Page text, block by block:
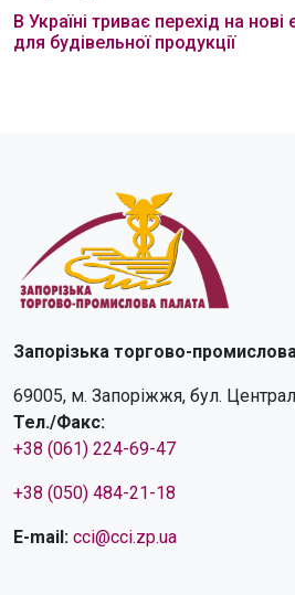
В Україні триває перехід на
для будівельної продукції
Запорізька торгово-
69005, м. Запоріжжя, бул.
Тел./Факс:
+38 (061) 224-69-47
+38 (050) 484-21-18
E-mail: cci@cci.zp.ua